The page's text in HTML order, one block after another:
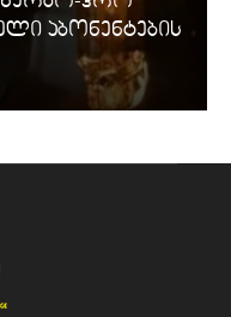
აბონენტების